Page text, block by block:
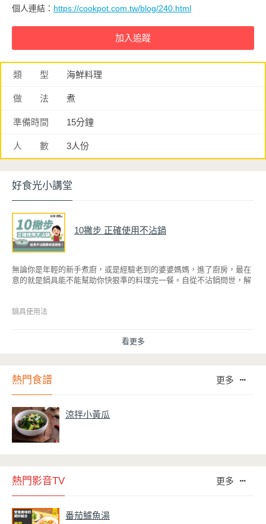
個人連結： https://cookpot.com.tw/blog/240.html
類 型 海鮮料理
做 法 煮
準備時間 15分鐘
人 數 3人份
好食光小講堂
10撇步 正確使用不沾鍋
無論你是年輕的新手煮廚，或是經驗老到的婆婆媽媽，進了廚房，最在
意的就是鍋具能不能幫助你快狠準的料理完一餐。自從不沾鍋問世，解
因此金鑽不沾系列的鍋具，更年年穩居銷售排行榜的前幾名。然而如何
鍋具使用法
看更多
熱門食譜 更多
涼拌小黃瓜
熱門影音TV 更多
番茄鱸魚湯